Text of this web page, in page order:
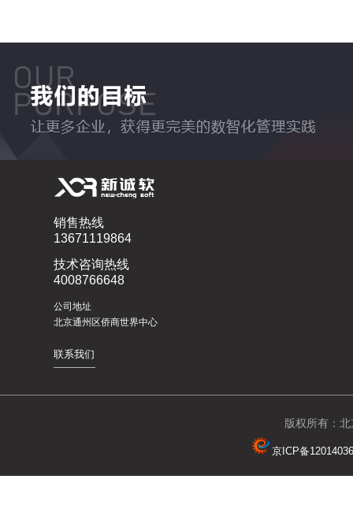
销售热线
13671119864
技术咨询热线
4008766648
公司地址
北京通州区侨商世界中心
联系我们
版权所有：
京ICP备